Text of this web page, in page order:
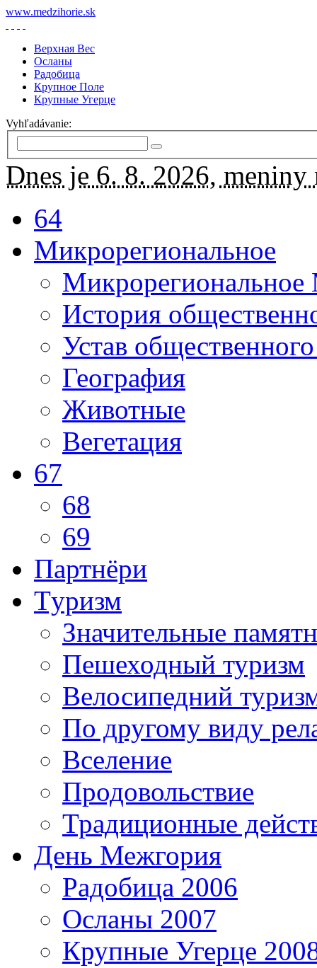
www.medzihorie.sk
Верхная Вес
Осланы
Радобица
Крупное Поле
Крупные Угерце
Vyhľadávanie:
Dnes je 6. 8. 2026, meniny
64
Микрорегиональное
История
Устав
География
Животные
Вегетация
67
68
69
Партнёри
Tуризм
Значительные
Пешеходный туризм
Велосипедний
По другому виду
Вселение
Продовольствие
Традиционные
День Межгория
Радобица 2006
Осланы 2007
Крупные Угерце